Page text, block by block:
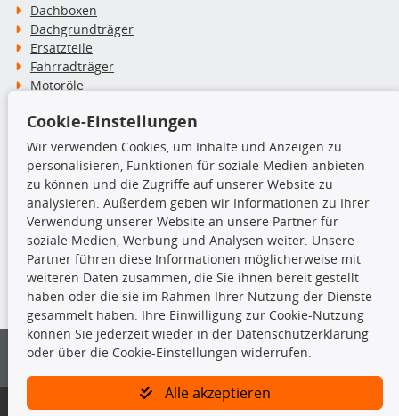
Dachboxen
Dachgrundträger
Ersatzteile
Fahrradträger
Motoröle
Schneeketten
TecDoc Inside
Die hier angezeigten Daten insbesondere die gesamte Datenbank dürfen
nicht kopiert werden.
Es ist zu unterlassen, die Daten oder die gesamte Datenbank ohne
vorherige Zustimmung von TecDoc zu vervielfältigen, zu verbreiten
und/oder diese Handlungen durch Dritte ausführen zu lassen. Ein
Bitte prüfen Sie, ob das über unseren Onlineshop identifizierte Ersatzteil
Cookie-Einstellungen
Wir verwenden Cookies, um Inhalte und Anzeigen zu
personalisieren, Funktionen für soziale Medien anbieten
zu können und die Zugriffe auf unserer Website zu
analysieren. Außerdem geben wir Informationen zu Ihrer
Verwendung unserer Website an unsere Partner für
soziale Medien, Werbung und Analysen weiter. Unsere
Partner führen diese Informationen möglicherweise mit
weiteren Daten zusammen, die Sie ihnen bereit gestellt
haben oder die sie im Rahmen Ihrer Nutzung der Dienste
gesammelt haben. Ihre Einwilligung zur Cookie-Nutzung
können Sie jederzeit wieder in der Datenschutzerklärung
oder über die Cookie-Einstellungen widerrufen.
Alle akzeptieren